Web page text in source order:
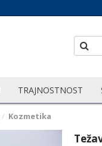
TRAJNOSTNOST
/ Kozmetika